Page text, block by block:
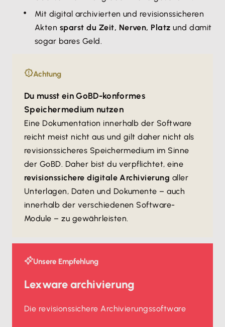
Mit digital archivierten und revisionssicheren
Akten sparst du Zeit, Nerven, Platz und damit
sogar bares Geld.
Achtung
Du musst ein GoBD-konformes
Speichermedium nutzen
Eine Dokumentation innerhalb der Software
reicht meist nicht aus und gilt daher nicht als
revisionssicheres Speichermedium im Sinne
der GoBD. Daher bist du verpflichtet, eine
revisionssichere digitale Archivierung aller
Unterlagen, Daten und Dokumente – auch
innerhalb der verschiedenen Software-
Module – zu gewährleisten.
Unsere Empfehlung
Lexware archivierung
Die revisionssichere Archivierungssoftware